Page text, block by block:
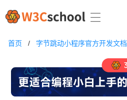
首页 / 字节跳动小程序官方开发文档